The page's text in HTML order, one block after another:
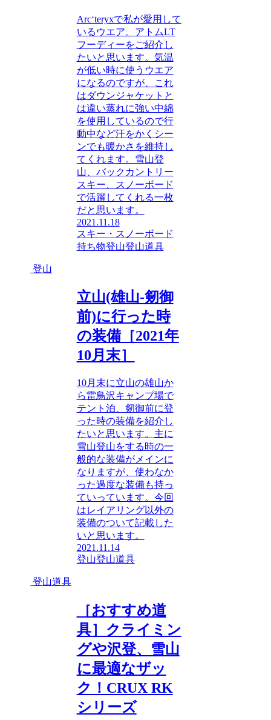
Arc‘teryxで私が愛用して
いるウエア。アトムLT
フーディーをご紹介し
たいと思います。気温
が低い時に使うウエア
になるのですが、これ
はダウンジャケットと
は違い蒸れに強い中綿
を使用しているので行
動中など汗をかくシー
ンでも暖かさを維持し
てくれます。雪山登
山、バックカントリー
スキー、スノーボード
で活躍してくれる一枚
だと思います。
2021.11.18
スキー・スノーボード
持ち物登山登山道具
登山
立山(雄山-剱御
前)に行った時
の装備［2021年
10月末］
10月末に立山の雄山か
ら雷鳥沢キャンプ場で
テント泊、剱御前に登
った時の装備を紹介し
たいと思います。主に
雪山登山をする時の一
般的な装備がメインに
なりますが、使わなか
った過度な装備も持っ
ていっています。今回
はレイアリング以外の
装備のついて記載した
いと思います。
2021.11.14
登山登山道具
登山道具
［おすすめ道
具］クライミン
グや沢登、雪山
に最適なザッ
ク！CRUX RK
シリーズ